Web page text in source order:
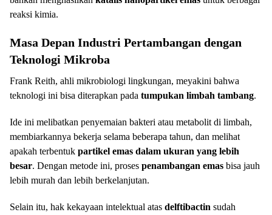
reaksi kimia.
Masa Depan Industri Pertambangan dengan
Teknologi Mikroba
Frank Reith, ahli mikrobiologi lingkungan, meyakini bahwa
teknologi ini bisa diterapkan pada tumpukan limbah tambang.
Ide ini melibatkan penyemaian bakteri atau metabolit di limbah,
membiarkannya bekerja selama beberapa tahun, dan melihat
apakah terbentuk partikel emas dalam ukuran yang lebih
besar. Dengan metode ini, proses penambangan emas bisa jauh
lebih murah dan lebih berkelanjutan.
Selain itu, hak kekayaan intelektual atas delftibactin sudah